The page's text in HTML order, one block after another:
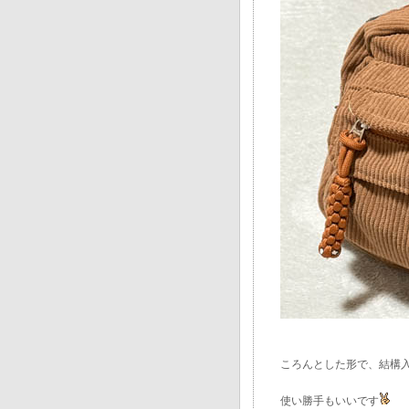
ころんとした形で、結構
使い勝手もいいです